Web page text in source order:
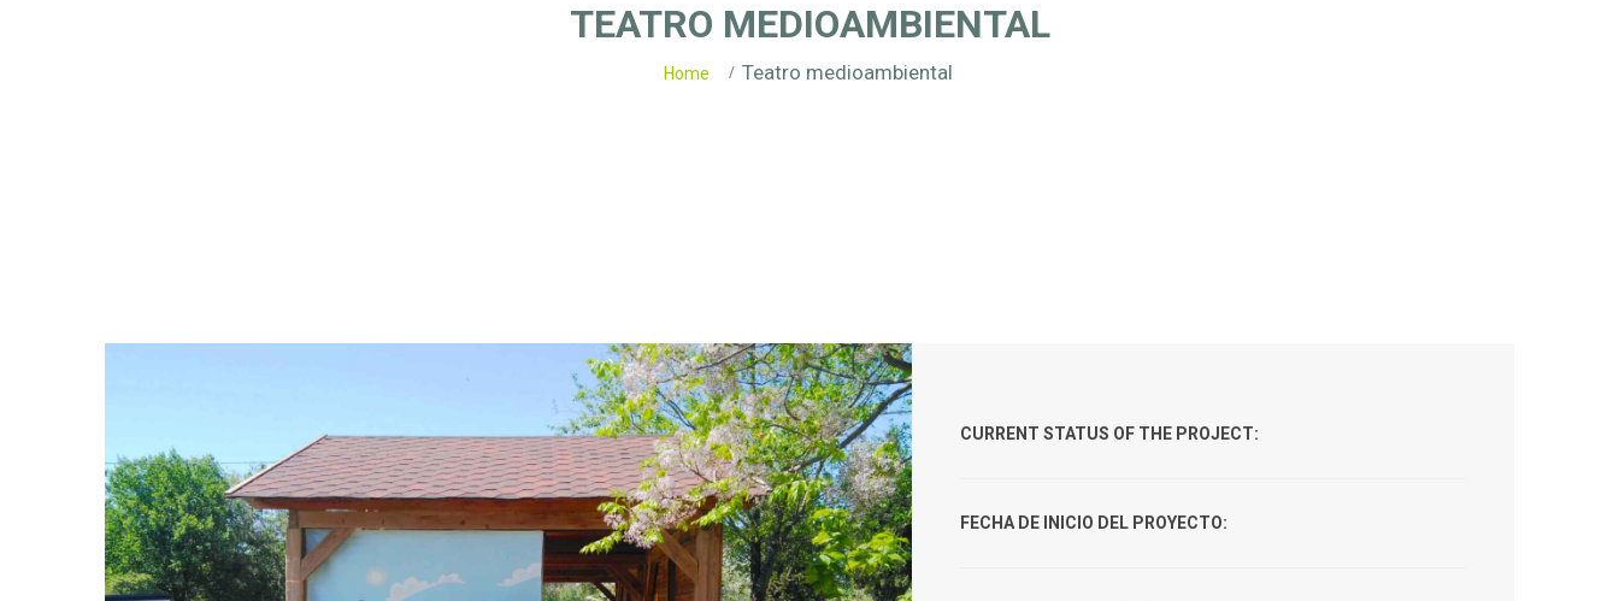
TEATRO MEDIOAMBIENTAL
Home Teatro medioambiental
CURRENT STATUS OF THE PROJECT:
FECHA DE INICIO DEL PROYECTO: